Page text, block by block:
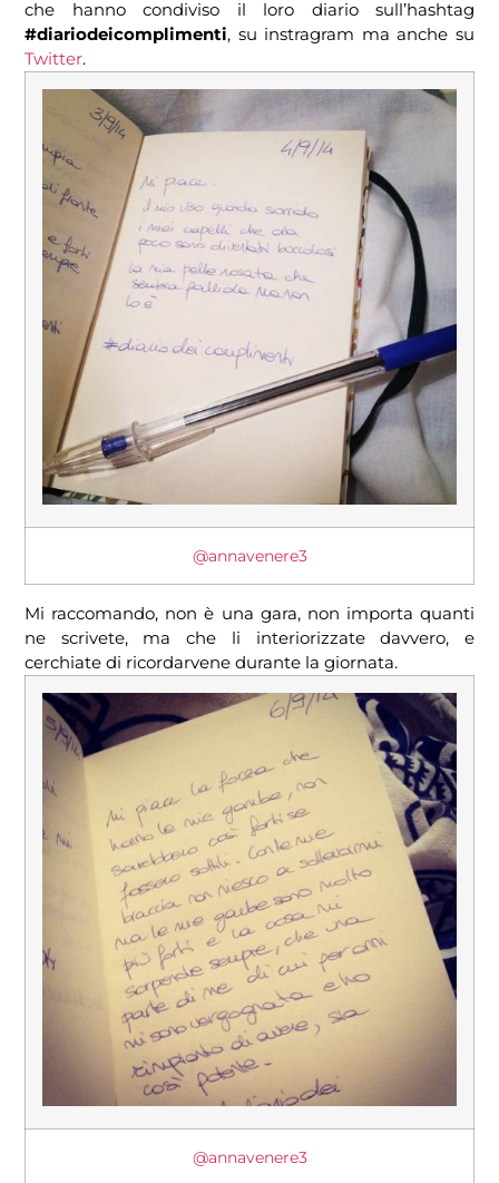
che hanno condiviso il loro diario sull’hashtag
#diariodeicomplimenti, su instragram ma anche su
Twitter.
@annavenere3
Mi raccomando, non è una gara, non importa quanti
ne scrivete, ma che li interiorizzate davvero, e
cerchiate di ricordarvene durante la giornata.
@annavenere3